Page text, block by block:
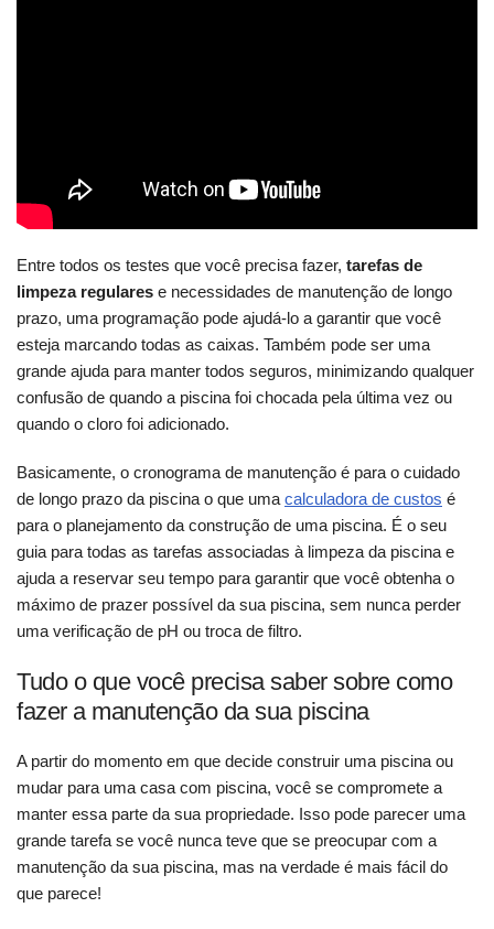
Entre todos os testes que você precisa fazer, tarefas de
limpeza regulares e necessidades de manutenção de longo
prazo, uma programação pode ajudá-lo a garantir que você
esteja marcando todas as caixas. Também pode ser uma
grande ajuda para manter todos seguros, minimizando qualquer
confusão de quando a piscina foi chocada pela última vez ou
quando o cloro foi adicionado.
Basicamente, o cronograma de manutenção é para o cuidado
de longo prazo da piscina o que uma calculadora de custos é
para o planejamento da construção de uma piscina. É o seu
guia para todas as tarefas associadas à limpeza da piscina e
ajuda a reservar seu tempo para garantir que você obtenha o
máximo de prazer possível da sua piscina, sem nunca perder
uma verificação de pH ou troca de filtro.
Tudo o que você precisa saber sobre como
fazer a manutenção da sua piscina
A partir do momento em que decide construir uma piscina ou
mudar para uma casa com piscina, você se compromete a
manter essa parte da sua propriedade. Isso pode parecer uma
grande tarefa se você nunca teve que se preocupar com a
manutenção da sua piscina, mas na verdade é mais fácil do
que parece!